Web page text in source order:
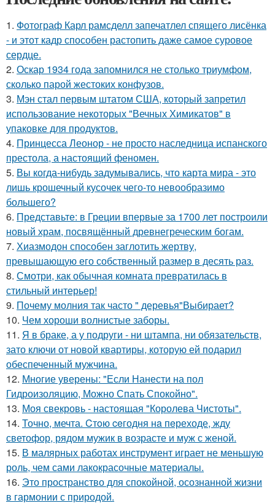
1. Фотограф Карл рамсделл запечатлел спящего лисёнка
- и этот кадр способен растопить даже самое суровое
сердце.
2. Оскар 1934 года запомнился не столько триумфом,
сколько парой жестоких конфузов.
3. Мэн стал первым штатом США, который запретил
использование некоторых "Вечных Химикатов" в
упаковке для продуктов.
4. Принцесса Леонор - не просто наследница испанского
престола, а настоящий феномен.
5. Вы когда-нибудь задумывались, что карта мира - это
лишь крошечный кусочек чего-то невообразимо
большего?
6. Представьте: в Греции впервые за 1700 лет построили
новый храм, посвящённый древнегреческим богам.
7. Хиазмодон способен заглотить жертву,
превышающую его собственный размер в десять раз.
8. Смотри, как обычная комната превратилась в
стильный интерьер!
9. Почему молния так часто " деревья"Выбирает?
10. Чем хороши волнистые заборы.
11. Я в браке, а у подруги - ни штампа, ни обязательств,
зато ключи от новой квартиры, которую ей подарил
обеспеченный мужчина.
12. Многие уверены: "Если Нанести на пол
Гидроизоляцию, Можно Спать Спокойно".
13. Моя свекровь - настоящая "Королева Чистоты".
14. Точно, мечта. Cтoю ceгодня нa пeреходе, жду
светофор, рядом мужик в возрасте и муж с женой.
15. В малярных работах инструмент играет не меньшую
роль, чем сами лакокрасочные материалы.
16. Это пространство для спокойной, осознанной жизни
в гармонии с природой.